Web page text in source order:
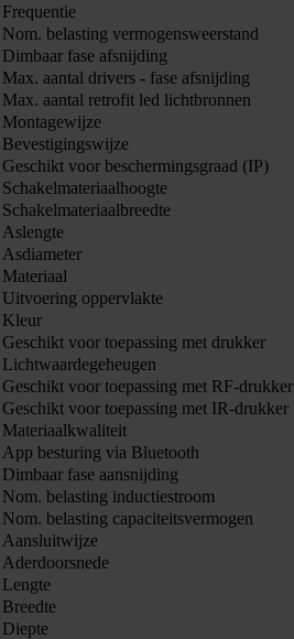
Frequentie
Nom. belasting vermogensweerstand
Dimbaar fase afsnijding
Max. aantal drivers - fase afsnijding
Max. aantal retrofit led lichtbronnen
Montagewijze
Bevestigingswijze
Geschikt voor beschermingsgraad (IP)
Schakelmateriaalhoogte
Schakelmateriaalbreedte
Aslengte
Asdiameter
Materiaal
Uitvoering oppervlakte
Kleur
Geschikt voor toepassing met drukker
Lichtwaardegeheugen
Geschikt voor toepassing met RF-drukker
Geschikt voor toepassing met IR-drukker
Materiaalkwaliteit
App besturing via Bluetooth
Dimbaar fase aansnijding
Nom. belasting inductiestroom
Nom. belasting capaciteitsvermogen
Aansluitwijze
Aderdoorsnede
Lengte
Breedte
Diepte